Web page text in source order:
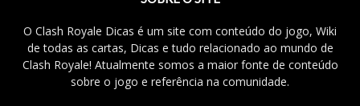
O Clash Royale Dicas é um site com conteúdo do jogo, Wiki
de todas as cartas, Dicas e tudo relacionado ao mundo de
Clash Royale! Atualmente somos a maior fonte de conteúdo
sobre o jogo e referência na comunidade.